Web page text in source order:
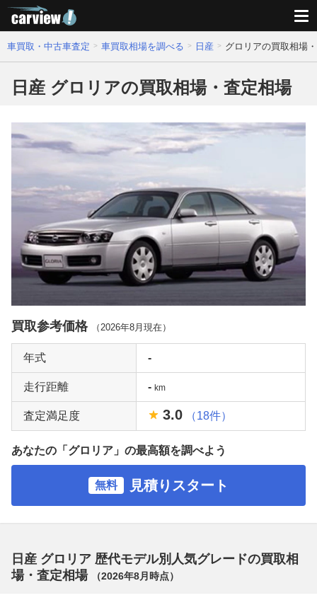
車買取・中古車査定 車買取相場を調べる 日産 グロリアの買取相場
日産 グロリアの買取相場・査定相場
買取参考価格 （ 2026年8月 現在）
年式 -
走行距離 - km
査定満足度 3.0 （18件）
あなたの「グロリア」の最高額を調べよう
無料 見積りスタート
日産 グロリア 歴代モデル別人気グレードの買取相
場・査定相場
（2026年8月 時点）